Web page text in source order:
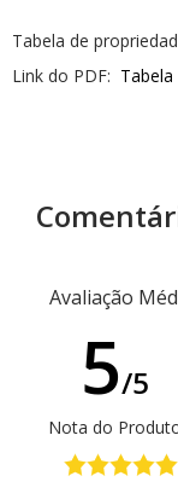
Livros
Cosméticos
Roll-on e
PROMOÇÕES
XEPA AROMALIFE
Revendas
Tabela de
Link do PDF:
Avaliação
5/5
Nota do